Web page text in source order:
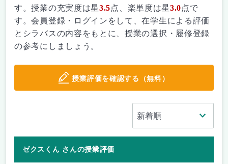
す。授業の充実度は星3.5点、楽単度は星3.0点で
す。会員登録・ログインをして、在学生による評価
とシラバスの内容をもとに、授業の選択・履修登録
の参考にしましょう。
授業評価を確認する（無料）
ゼクスくん さんの授業評価